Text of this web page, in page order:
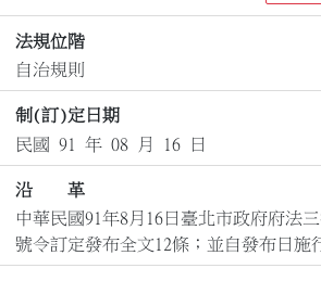
法規位階
自治規則
制(訂)定日期
民國 91 年 08 月 16 日
沿 革
中華民國91年8月16日臺北市政府府法三
號令訂定發布全文12條；並自發布日施